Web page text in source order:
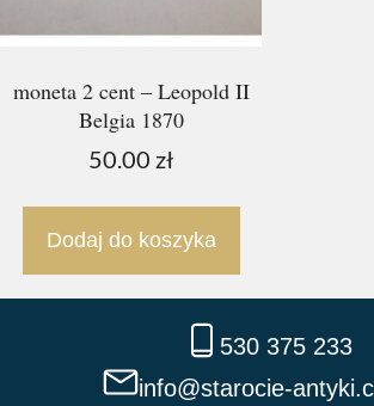
moneta 2 cent – Leopold II
Belgia 1870
50.00 zł
Dodaj do koszyka
530 375 233
info@starocie-